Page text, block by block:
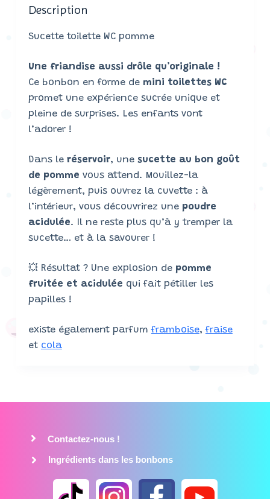
Description
Sucette toilette WC pomme
Une friandise aussi drôle qu’originale !
Ce bonbon en forme de mini toilettes WC
promet une expérience sucrée unique et
pleine de surprises. Les enfants vont
l’adorer !
Dans le réservoir, une sucette au bon goût
de pomme vous attend. Mouillez-la
légèrement, puis ouvrez la cuvette : à
l’intérieur, vous découvrirez une poudre
acidulée. Il ne reste plus qu’à y tremper la
sucette… et à la savourer !
💥 Résultat ? Une explosion de pomme
fruitée et acidulée qui fait pétiller les
papilles !
existe également parfumframboise,fraise
et cola
Contactez-nous !
Ingrédients dans les bonbons